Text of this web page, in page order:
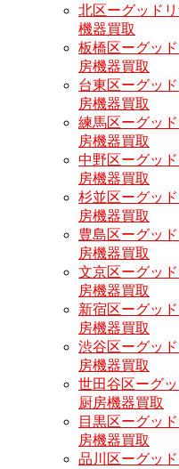
北区ーグッド
機器買取
板橋区ーグッ
房機器買取
台東区ーグッ
房機器買取
練馬区ーグッ
房機器買取
中野区ーグッ
房機器買取
杉並区ーグッ
房機器買取
豊島区ーグッ
房機器買取
文京区ーグッ
房機器買取
新宿区ーグッ
房機器買取
渋谷区ーグッ
房機器買取
世田谷区ーグ
厨房機器買取
目黒区ーグッ
房機器買取
品川区ーグッ